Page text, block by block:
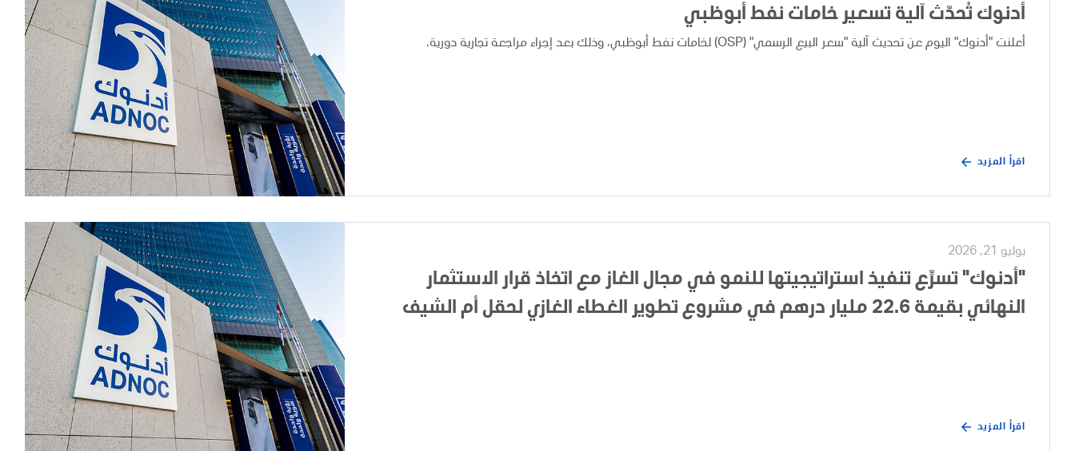
أدنوك تُحدّث آلية تسعير خامات نفط أبوظبي
أعلنت "أدنوك" اليوم عن تحديث آلية "سعر البيع الرسمي" (OSP) لخامات نفط أبوظبي، وذلك بعد إجراء مراجعة تجارية دورية.
اقرأ المزيد
يوليو 21, 2026
"أدنوك" تسرِّع تنفيذ استراتيجيتها للنمو في مجال الغاز مع اتخاذ قرار الاستثمار
النهائي بقيمة 22.6 مليار درهم في مشروع تطوير الغطاء الغازي لحقل أم الشيف
اقرأ المزيد